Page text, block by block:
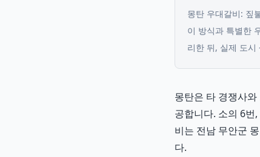
몽탄 우대갈비: 짚
이 방식과 특별한
리한 뒤, 실제 도
몽탄은 타 경쟁사
공합니다. 소의 6번
비는 전남 무안군
다.